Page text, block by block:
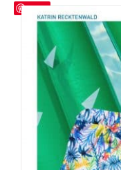
Save